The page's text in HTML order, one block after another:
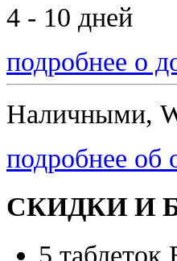
4 - 10 дней
подробнее о
Наличными,
подробнее об
СКИДКИ И
5